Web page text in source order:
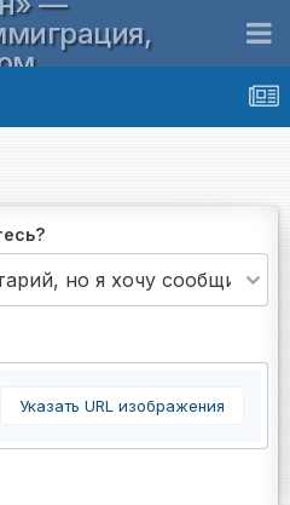
Указать URL изображения